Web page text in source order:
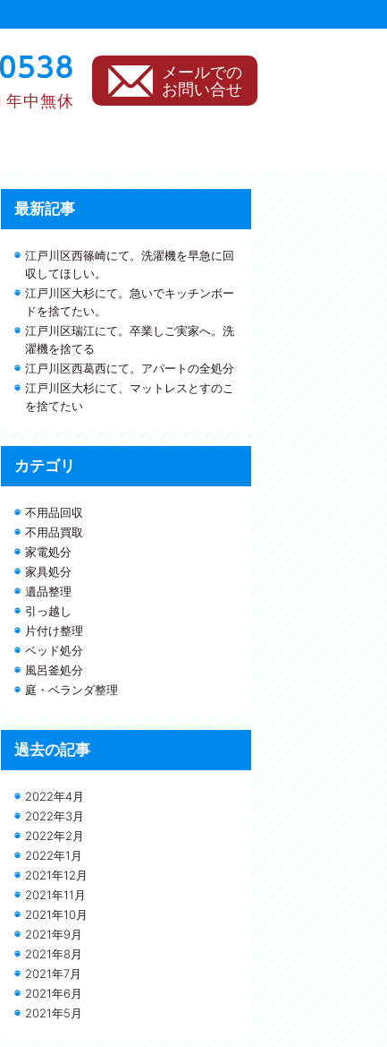
中無休
メールでの
お問い合せ
最新記事
江戸川区西篠崎にて。洗濯機を早急に回
収してほしい。
江戸川区大杉にて。急いでキッチンボー
ドを捨てたい。
江戸川区瑞江にて。卒業しご実家へ。洗
濯機を捨てる
江戸川区西葛西にて。アパートの全処分
江戸川区大杉にて、マットレスとすのこ
を捨てたい
カテゴリ
不用品回収
不用品買取
家電処分
家具処分
遺品整理
引っ越し
片付け整理
ベッド処分
風呂釜処分
庭・ベランダ整理
過去の記事
2022年4月
2022年3月
2022年2月
2022年1月
2021年12月
2021年11月
2021年10月
2021年9月
2021年8月
2021年7月
2021年6月
2021年5月